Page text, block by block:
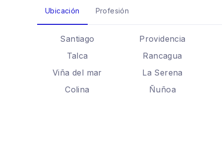
Ubicación Profesión
Santiago Providencia
Talca
Rancagua
Viña del mar
La Serena
Colina
Ñuñoa